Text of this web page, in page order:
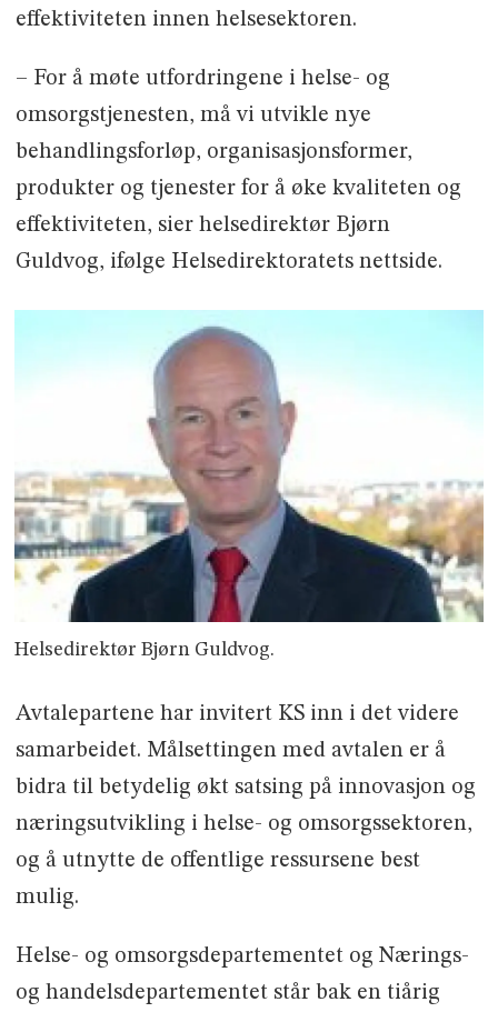
effektiviteten innen helsesektoren.
– For å møte utfordringene i helse- og
omsorgstjenesten, må vi utvikle nye
behandlingsforløp, organisasjonsformer,
produkter og tjenester for å øke kvaliteten og
effektiviteten, sier helsedirektør Bjørn
Guldvog, ifølge Helsedirektoratets nettside.
Helsedirektør Bjørn Guldvog.
Avtalepartene har invitert KS inn i det videre
samarbeidet. Målsettingen med avtalen er å
bidra til betydelig økt satsing på innovasjon og
næringsutvikling i helse- og omsorgssektoren,
og å utnytte de offentlige ressursene best
mulig.
Helse- og omsorgsdepartementet og Nærings-
og handelsdepartementet står bak en tiårig